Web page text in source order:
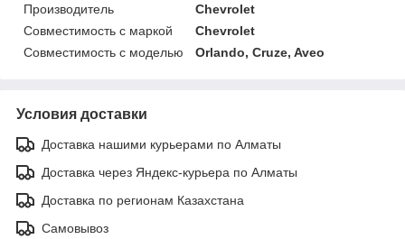
Производитель
Chevrolet
Совместимость с маркой
Chevrolet
Совместимость с моделью
Orlando, Cruze, Aveo
Условия доставки
Доставка нашими курьерами по Алматы
Доставка через Яндекс-курьера по Алматы
Доставка по регионам Казахстана
Самовывоз